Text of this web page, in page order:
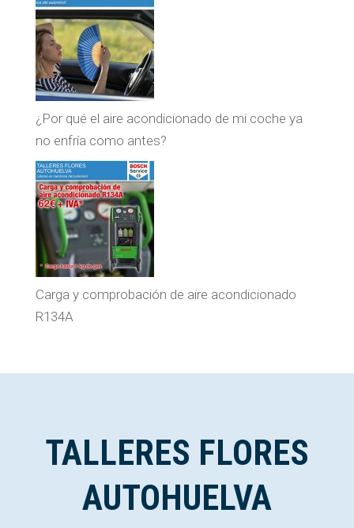
¿Por qué el aire acondicionado de mi coche ya
no enfría como antes?
Carga y comprobación de aire acondicionado
R134A
TALLERES FLORES
AUTOHUELVA